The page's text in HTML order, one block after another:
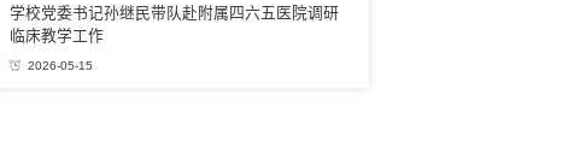
学校党委书记孙继民带队赴附属四六五医院调研
临床教学工作
2026-05-15